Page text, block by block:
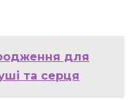
для
та серця